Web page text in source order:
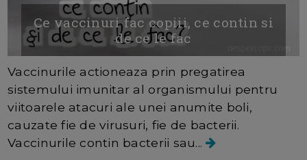
Ce vaccinuri fac copiii, ce contin si
de ce le fac
Vaccinurile actioneaza prin pregatirea
sistemului imunitar al organismului pentru
viitoarele atacuri ale unei anumite boli,
cauzate fie de virusuri, fie de bacterii.
Vaccinurile contin bacterii sau...